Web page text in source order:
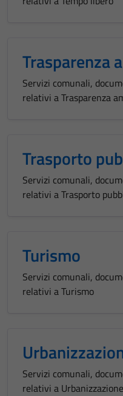
Trasparenza
Servizi comunali,
relativi a Trasparenza
Trasporto
Servizi comunali,
relativi a Trasporto
Turismo
Servizi comunali,
relativi a Turismo
Servizi comunali,
relativi a Urbanizzazione